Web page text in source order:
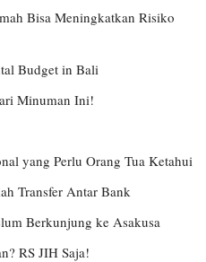
Bisa Meningkatkan Risiko
Budget in Bali
Minuman Ini!
yang Perlu Orang Tua Ketahui
Transfer Antar Bank
Berkunjung ke Asakusa
RS JIH Saja!